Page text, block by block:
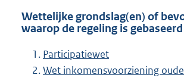
Wettelijke grondslag(en) of
waarop de regeling is gebaseerd
Participatiewet
Wet inkomensvoorziening